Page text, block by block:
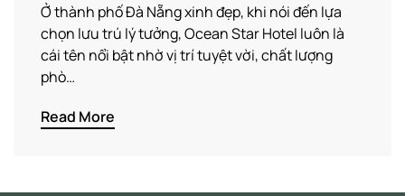
Ở thành phố Đà Nẵng xinh đẹp, khi nói đến lựa
chọn lưu trú lý tưởng, Ocean Star Hotel luôn là
cái tên nổi bật nhờ vị trí tuyệt vời, chất lượng
phò…
Read More